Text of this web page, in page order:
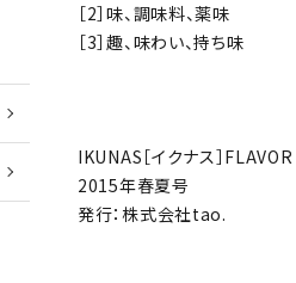
［2］味、調味料、薬味
［3］趣、味わい、持ち味
IKUNAS［イクナス］
2015年春夏号
発行：株式会社tao.